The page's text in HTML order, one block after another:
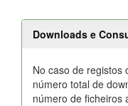
Downloads e
No caso de registos
número total de
número de ficheiros